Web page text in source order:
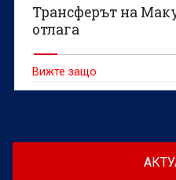
Трансферът на
отлага
Вижте защо